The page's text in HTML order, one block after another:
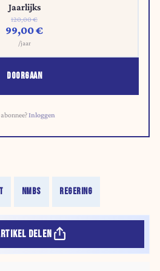
Jaarlijks
120,00 €
99,00 €
/jaar
DOORGAAN
Inloggen
NMBS REGERING
DELEN